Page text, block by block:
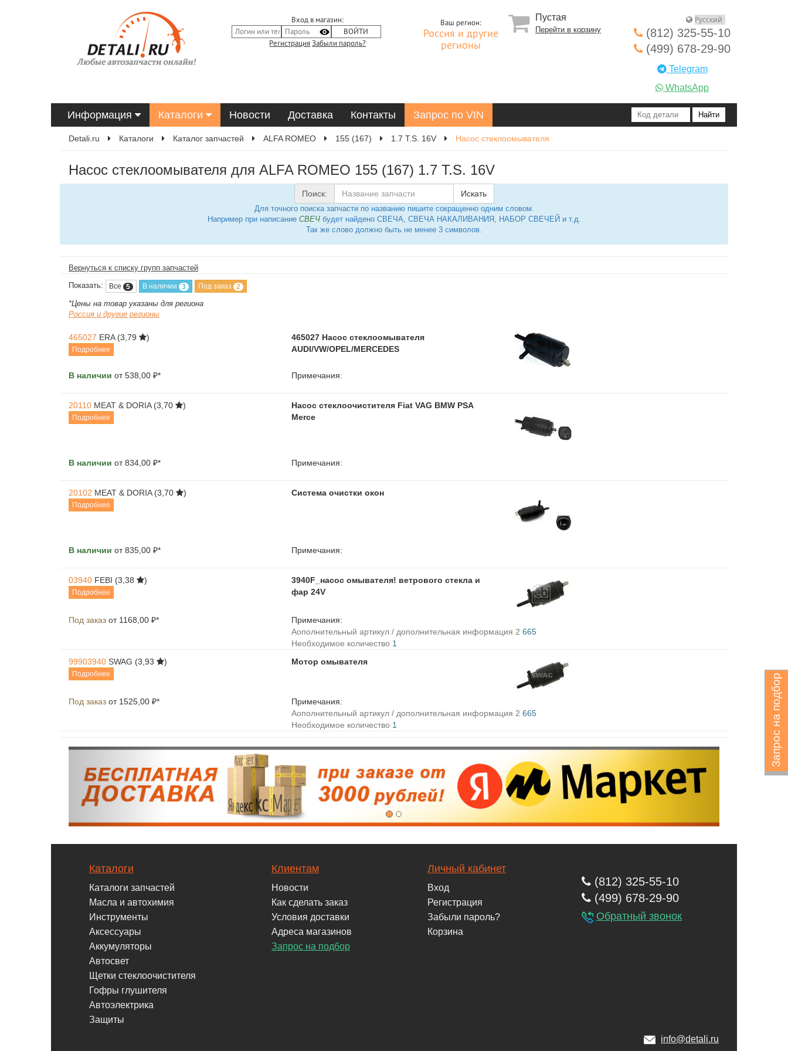
Запрос на подбор
Вход в магазин:
Регистрация Забыли пароль?
Ваш регион:
Россия и другие
регионы
Пустая
Перейти в корзину
(812) 325-55-10
(499) 678-29-90
Telegram
WhatsApp
Информация Каталоги Новости Доставка Контакты Запрос по VIN
Detali.ru Каталоги Каталог запчастей ALFA ROMEO 155 (167) 1.7 T.S. 16V Насос стеклоомывателя
Насос стеклоомывателя для ALFA ROMEO 155 (167) 1.7 T.S. 16V
Поиск: Искать
Для точного поиска запчасти по названию пишите сокращенно одним словом.
Например при написание СВЕЧбудет найдено СВЕЧА, СВЕЧА НАКАЛИВАНИЯ, НАБОР СВЕЧЕЙ и т.д.
Так же слово должно быть не менее 3 символов.
Вернуться к списку групп запчастей
Показать: Все 5 В наличии 3 Под заказ 2
*Цены на товар указаны для региона
Россия и другие регионы
465027 ERA (3,79 )
Подробнее
465027 Насос стеклоомывателя
AUDI/VW/OPEL/MERCEDES
В наличии от 538,00 ₽* Примечания:
20110 MEAT & DORIA (3,70 )
Подробнее
Насос стеклоочистителя Fiat VAG BMW PSA
Merce
В наличии от 834,00 ₽* Примечания:
20102 MEAT & DORIA (3,70 )
Подробнее
Система очистки окон
В наличии от 835,00 ₽* Примечания:
03940 FEBI (3,38 )
Подробнее
3940F_насос омывателя! ветрового стекла и
фар 24V
Под заказ от 1168,00 ₽*
Примечания:
Aополнительный артикул / дополнительная информация 2 665
Необходимое количество 1
99903940 SWAG (3,93 )
Подробнее
Мотор омывателя
Под заказ от 1525,00 ₽*
Примечания:
Aополнительный артикул / дополнительная информация 2 665
Необходимое количество 1
Каталоги
Каталоги запчастей
Масла и автохимия
Инструменты
Аксессуары
Аккумуляторы
Автосвет
Щетки стеклоочистителя
Гофры глушителя
Автоэлектрика
Защиты
Клиентам
Новости
Как сделать заказ
Условия доставки
Адреса магазинов
Запрос на подбор
Личный кабинет
Вход
Регистрация
Забыли пароль?
Корзина
(812) 325-55-10
(499) 678-29-90
Обратный звонок
info@detali.ru